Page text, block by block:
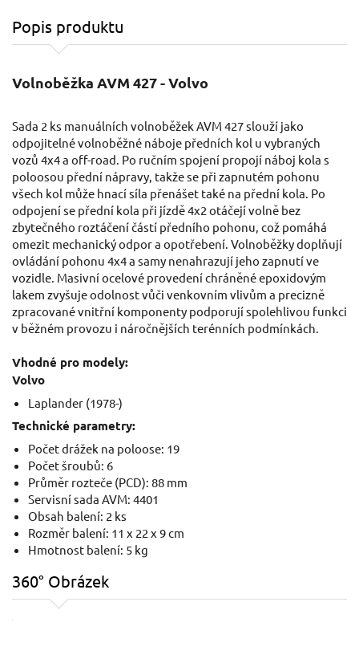
Popis produktu
Volnoběžka AVM 427 - Volvo
Sada 2 ks manuálních volnoběžek AVM 427 slouží jako
odpojitelné volnoběžné náboje předních kol u vybraných
vozů 4x4 a off-road. Po ručním spojení propojí náboj kola s
poloosou přední nápravy, takže se při zapnutém pohonu
všech kol může hnací síla přenášet také na přední kola. Po
odpojení se přední kola při jízdě 4x2 otáčejí volně bez
zbytečného roztáčení částí předního pohonu, což pomáhá
omezit mechanický odpor a opotřebení. Volnoběžky doplňují
ovládání pohonu 4x4 a samy nenahrazují jeho zapnutí ve
vozidle. Masivní ocelové provedení chráněné epoxidovým
lakem zvyšuje odolnost vůči venkovním vlivům a precizně
zpracované vnitřní komponenty podporují spolehlivou funkci
v běžném provozu i náročnějších terénních podmínkách.
Vhodné pro modely:
Volvo
Laplander (1978-)
Technické parametry:
Počet drážek na poloose: 19
Počet šroubů: 6
Průměr rozteče (PCD): 88 mm
Servisní sada AVM: 4401
Obsah balení: 2 ks
Rozměr balení: 11 x 22 x 9 cm
Hmotnost balení: 5 kg
360° Obrázek